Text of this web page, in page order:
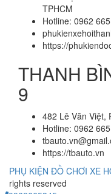
TPHCM
Hotline: 0962
https://
THANH
9
482 Lê Văn Việt,
Hotline: 0962
https://tbauto.vn
PHỤ KIỆN ĐỒ CHƠI XE
rights reserved